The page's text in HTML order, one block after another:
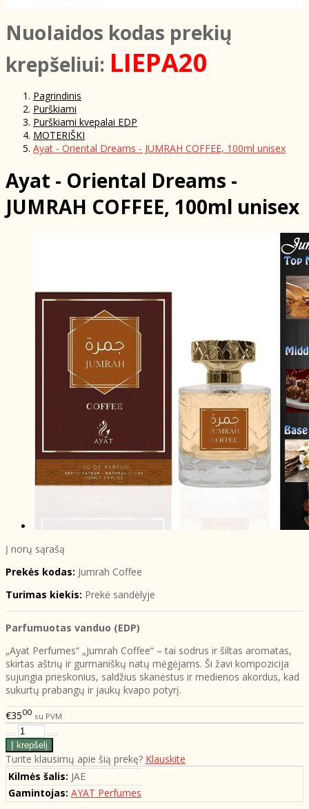
NuoIaidos kodas prekių
krepšeliui: LIEPA20
Pagrindinis
Purškiami
Purškiami kvepalai EDP
MOTERIŠKI
Ayat - Oriental Dreams - JUMRAH COFFEE, 100ml unisex
Ayat - Oriental Dreams -
JUMRAH COFFEE, 100ml unisex
Į norų sąrašą
Prekės kodas: Jumrah Coffee
Turimas kiekis: Prekė sandėlyje
Parfumuotas vanduo (EDP)
„Ayat Perfumes“ „Jumrah Coffee“ – tai sodrus ir šiltas aromatas,
skirtas aštrių ir gurmaniškų natų mėgėjams. Ši žavi kompozicija
sujungia prieskonius, saldžius skanėstus ir medienos akordus, kad
sukurtų prabangų ir jaukų kvapo potyrį.
€3500 su PVM
Turite klausimų apie šią prekę? Klauskite
Kilmės šalis: JAE
Gamintojas: AYAT Perfumes